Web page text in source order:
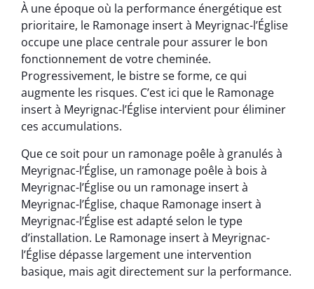
À une époque où la performance énergétique est
prioritaire, le Ramonage insert à Meyrignac-l’Église
occupe une place centrale pour assurer le bon
fonctionnement de votre cheminée.
Progressivement, le bistre se forme, ce qui
augmente les risques. C’est ici que le Ramonage
insert à Meyrignac-l’Église intervient pour éliminer
ces accumulations.
Que ce soit pour un ramonage poêle à granulés à
Meyrignac-l’Église, un ramonage poêle à bois à
Meyrignac-l’Église ou un ramonage insert à
Meyrignac-l’Église, chaque Ramonage insert à
Meyrignac-l’Église est adapté selon le type
d’installation. Le Ramonage insert à Meyrignac-
l’Église dépasse largement une intervention
basique, mais agit directement sur la performance.